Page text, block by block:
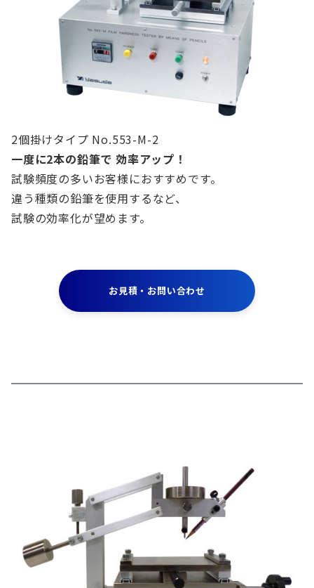
2個掛けタイプ No.553-M-2
一度に2本の鉛筆で 効率アップ！
試験頻度の多いお客様におすすめです。
違う種類の鉛筆を使用するなど、
試験の効率化が望めます。
お見積・お問い合わせ